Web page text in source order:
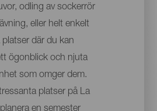
odling av sockerrör
eller helt enkelt
där du kan
ögonblick och njuta
som omger dem.
platser på La
en semester